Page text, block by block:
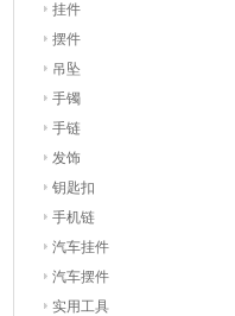
挂件
摆件
吊坠
手镯
手链
发饰
钥匙扣
手机链
汽车挂件
汽车摆件
实用工具